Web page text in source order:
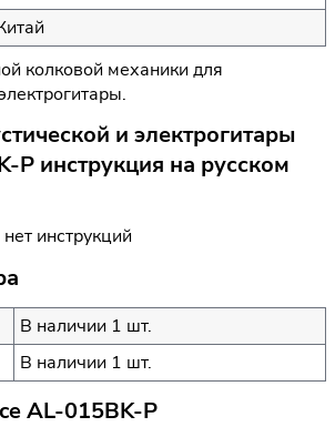
колковой механики для
и электрогитары
P инструкция на русском
инструкций
В наличии 1 шт.
В наличии 1 шт.
AL-015BK-P